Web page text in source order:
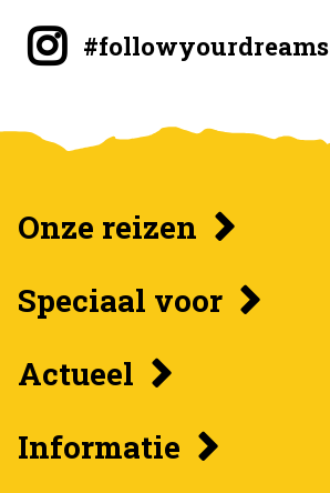
#followyourdreams
Onze reizen
Speciaal voor
Actueel
Informatie